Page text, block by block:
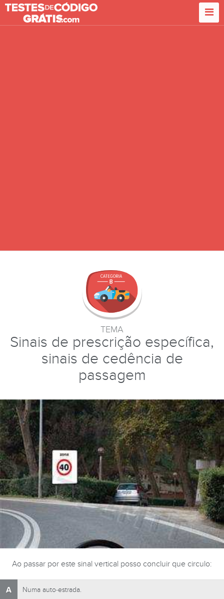
TEMA
Sinais de prescrição específica,
sinais de cedência de
passagem
Ao passar por este sinal vertical posso concluir que circulo:
A Numa auto-estrada.